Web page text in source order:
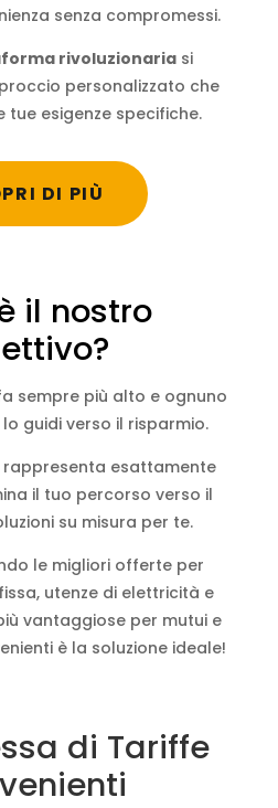
senza compromessi.
rivoluzionaria si
personalizzato che
esigenze specifiche.
DI PIÙ
il nostro
sempre più alto e ognuno
guidi verso il risparmio.
rappresenta esattamente
il tuo percorso verso il
su misura per te.
le migliori offerte per
utenze di elettricità e
vantaggiose per mutui e
è la soluzione ideale!
di Tariffe